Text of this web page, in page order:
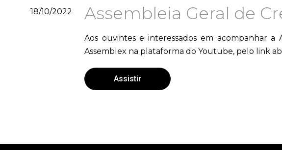
18/10/2022 Assembleia Geral de
Aos ouvintes e interessados em acompanhar a
Assemblex na plataforma do Youtube, pelo link
Assistir